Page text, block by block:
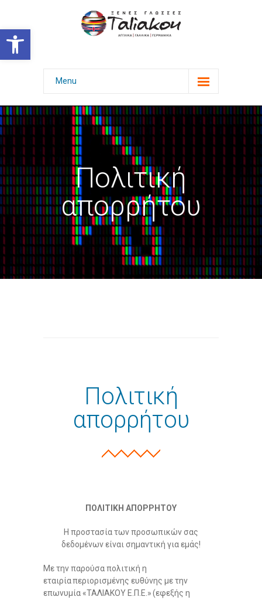
Ανοίξτε τη γραμμή εργαλείων
Menu
Αρχική
Γλώσσες & Πτυχία
Επιτυχίες
Φωτογραφίες
-- Εκδηλώσεις
-- Εξετάσεις με χαμόγελο
-- Επιμόρφωση γονέων
-- Επιμόρφωση καθηγητών
Πολιτική
απορρήτου
Πολιτική
απορρήτου
ΠΟΛΙΤΙΚΗ ΑΠΟΡΡΗΤΟΥ
Η προστασία των προσωπικών σας
δεδομένων είναι σημαντική για εμάς!
Με την παρούσα πολιτική η
εταιρία περιορισμένης ευθύνης με την
επωνυμία «ΤΑΛΙΑΚΟΥ Ε.Π.Ε.» (εφεξής η